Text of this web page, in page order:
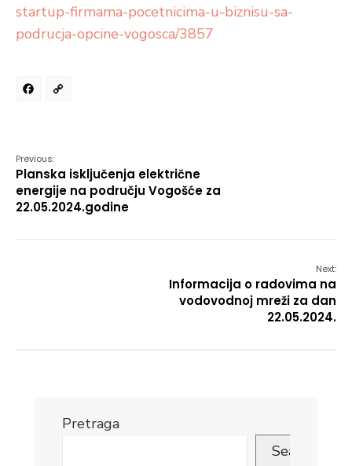
startup-firmama-pocetnicima-u-biznisu-sa-
podrucja-opcine-vogosca/3857
Facebook
Previous:
Planska isključenja električne
energije na području Vogošće za
22.05.2024.godine
Next:
Informacija o radovima na
vodovodnoj mreži za dan
22.05.2024.
Pretraga
Search